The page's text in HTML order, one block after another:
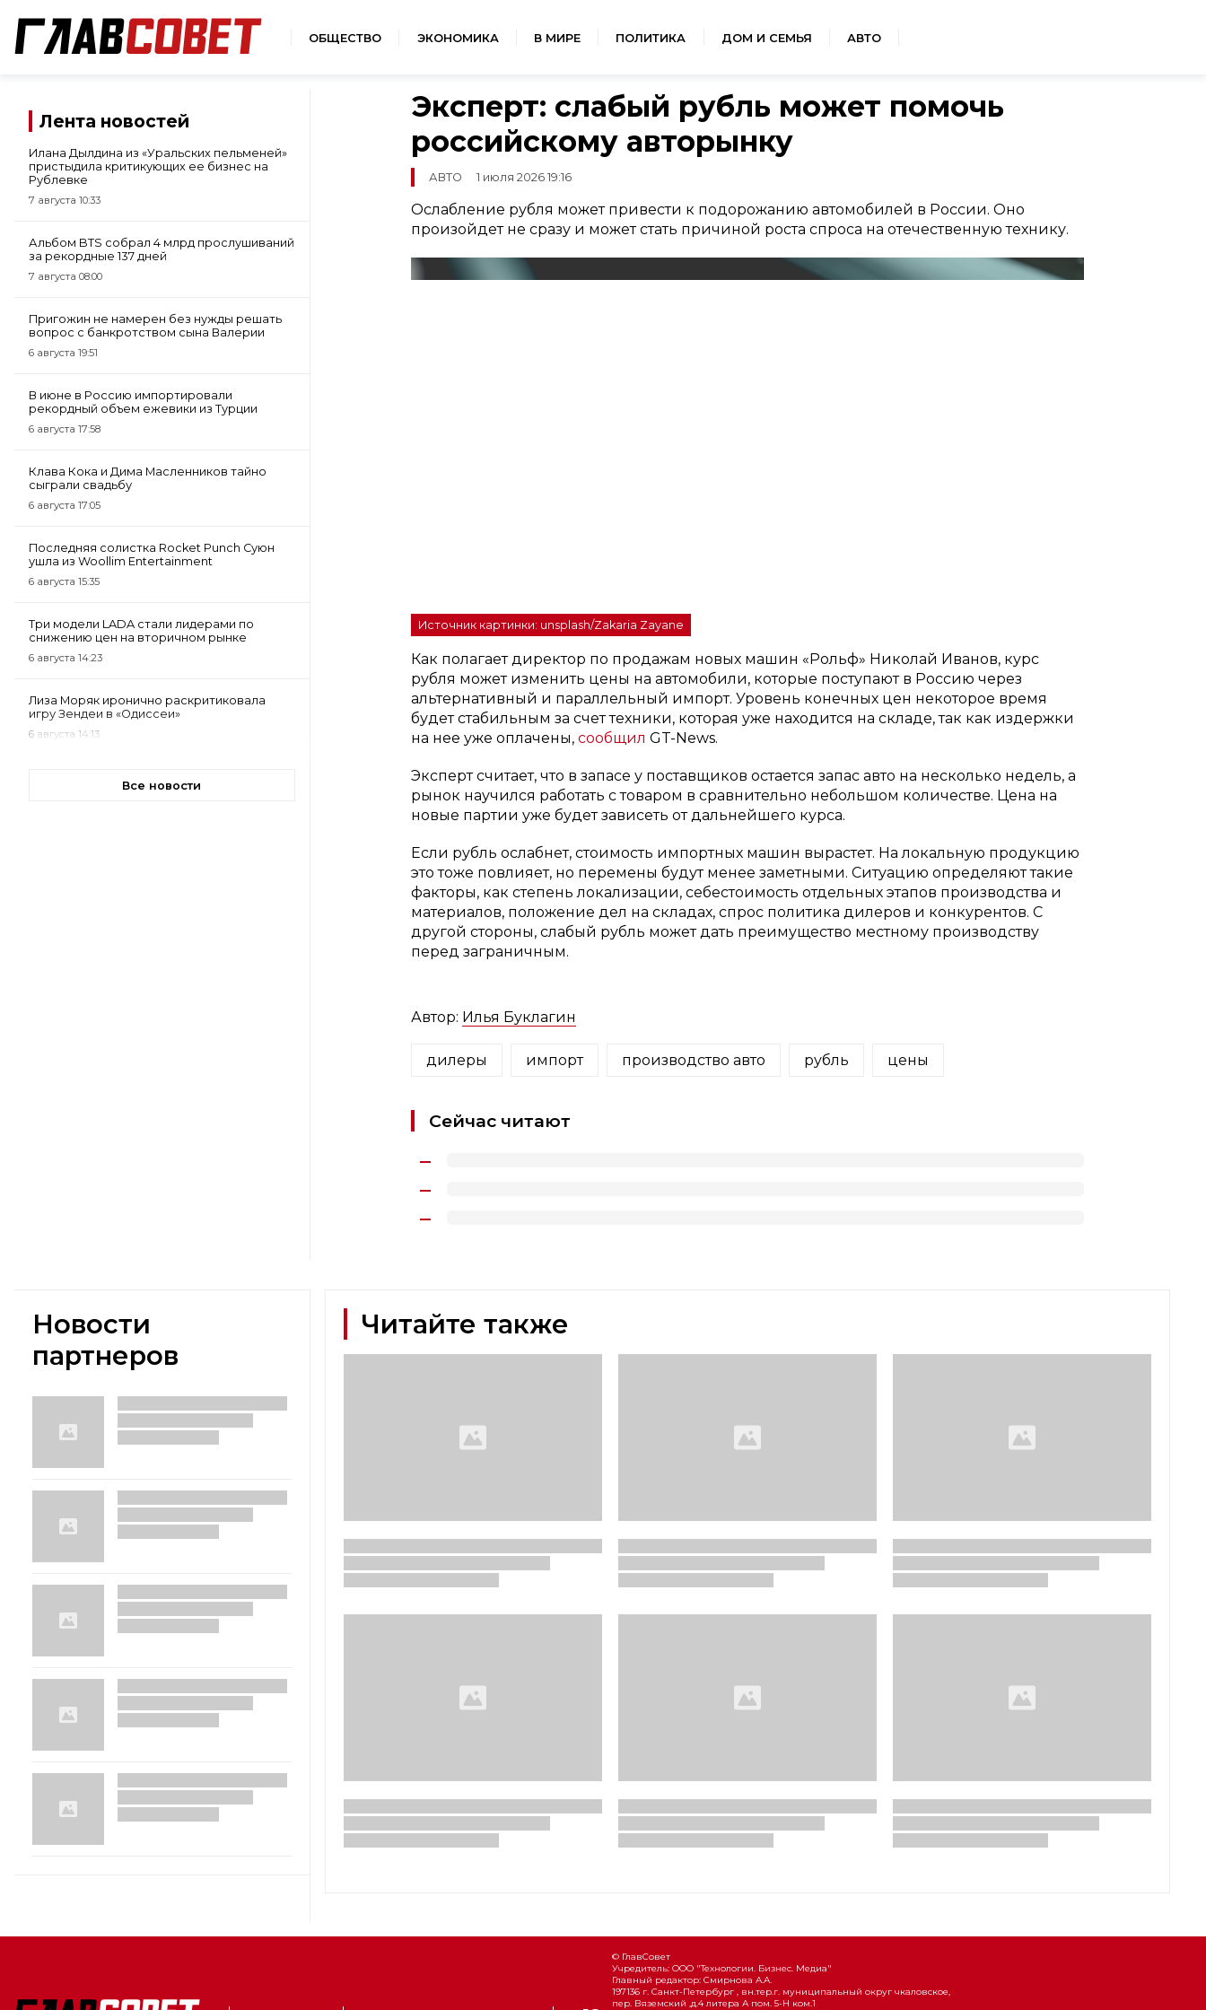
ОБЩЕСТВО ЭКОНОМИКА В МИРЕ ПОЛИТИКА ДОМ И СЕМЬЯ АВТО
Лента новостей
Илана Дылдина из «Уральских пельменей»
пристыдила критикующих ее бизнес на
Рублевке
7 августа 10:33
Альбом BTS собрал 4 млрд прослушиваний
за рекордные 137 дней
7 августа 08:00
Пригожин не намерен без нужды решать
вопрос с банкротством сына Валерии
6 августа 19:51
В июне в Россию импортировали
рекордный объем ежевики из Турции
6 августа 17:58
Клава Кока и Дима Масленников тайно
сыграли свадьбу
6 августа 17:05
Последняя солистка Rocket Punch Суюн
ушла из Woollim Entertainment
6 августа 15:35
Три модели LADA стали лидерами по
снижению цен на вторичном рынке
6 августа 14:23
Лиза Моряк иронично раскритиковала
игру Зендеи в «Одиссеи»
6 августа 14:13
Все новости
Эксперт: слабый рубль может помочь
российскому авторынку
АВТО 1 июля 2026 19:16
Ослабление рубля может привести к подорожанию автомобилей в России. Оно
произойдет не сразу и может стать причиной роста спроса на отечественную технику.
Источник картинки: unsplash/Zakaria Zayane
Как полагает директор по продажам новых машин «Рольф» Николай Иванов, курс
рубля может изменить цены на автомобили, которые поступают в Россию через
альтернативный и параллельный импорт. Уровень конечных цен некоторое время
будет стабильным за счет техники, которая уже находится на складе, так как издержки
на нее уже оплачены, сообщил GT-News.
Эксперт считает, что в запасе у поставщиков остается запас авто на несколько недель, а
рынок научился работать с товаром в сравнительно небольшом количестве. Цена на
новые партии уже будет зависеть от дальнейшего курса.
Если рубль ослабнет, стоимость импортных машин вырастет. На локальную продукцию
это тоже повлияет, но перемены будут менее заметными. Ситуацию определяют такие
факторы, как степень локализации, себестоимость отдельных этапов производства и
материалов, положение дел на складах, спрос политика дилеров и конкурентов. С
другой стороны, слабый рубль может дать преимущество местному производству
перед заграничным.
Автор: Илья Буклагин
дилеры импорт производство авто рубль цены
Сейчас читают
Новости
партнеров
Читайте также
© ГлавСовет
Учредитель: ООО "Технологии. Бизнес. Медиа"
Главный редактор: Смирнова А.А.
197136 г. Санкт-Петербург , вн.тер.г. муниципальный округ чкаловское,
пер. Вяземский ,д.4 литера А пом. 5-Н ком.1